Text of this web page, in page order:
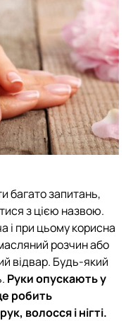
багато запитань,
з цією назвою.
при цьому корисна
розчин або
відвар. Будь-який
Руки опускають у
робить
волосся і нігті.